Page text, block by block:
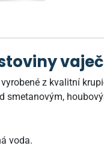
z kvalitní
smetanovým,
voda.